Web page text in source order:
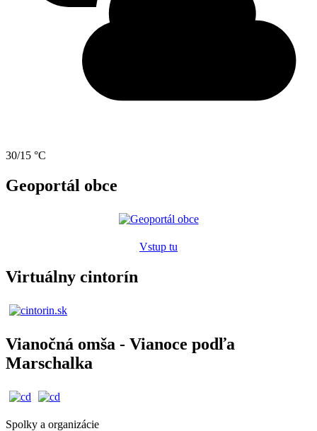
30/15 °C
Geoportál obce
Vstup tu
Virtuálny cintorín
Vianočná omša - Vianoce podľa
Marschalka
Spolky a organizácie